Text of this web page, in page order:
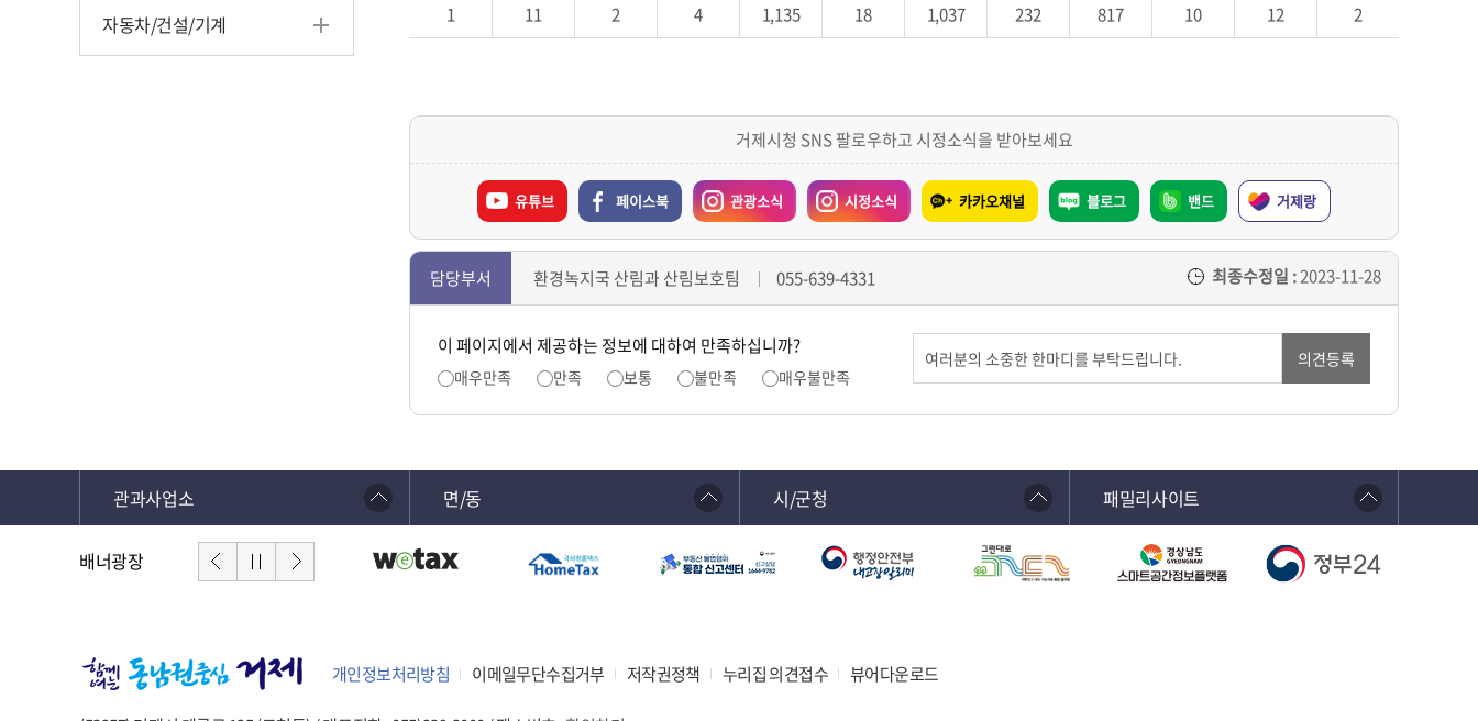
자동차/건설/기계 1 11 2 4 1,135 18 1,037 232 817 10 12 2
거제시청 SNS 팔로우하고 시정소식을 받아보세요
유튜브 페이스북 관광소식 시정소식 카카오채널 블로그 밴드 거제랑
담당부서 환경녹지국 산림과 산림보호팀 055-639-4331 최종수정일 :2023-11-28
이 페이지에서 제공하는 정보에 대하여 만족하십니까?
매우만족 만족 보통 불만족 매우불만족
의견등록
관과사업소 면/동 시/군청 패밀리사이트
배너광장
개인정보처리방침 이메일무단수집거부 저작권정책 누리집 의견접수 뷰어다운로드